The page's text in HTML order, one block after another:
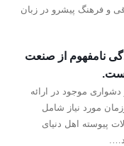
و فرهنگ پیشرو در زبان
نامفهوم از صنعت
موجود در ارائه
مورد نیاز شامل
پیوسته اهل دنیای